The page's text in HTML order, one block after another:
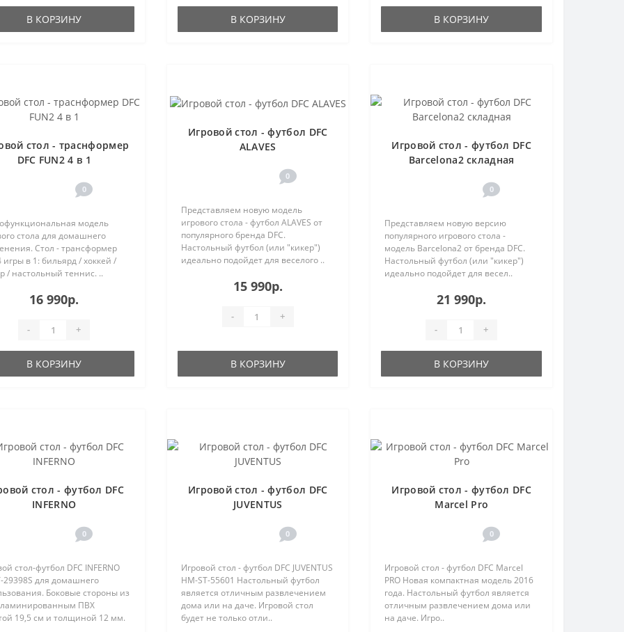
В КОРЗИНУ В КОРЗИНУ В КОРЗИНУ
стол - траснформер
DFC FUN2 4 в 1
0
модель
стола для домашнего
Стол - трансформер
игры в 1: бильярд / хоккей /
/ настольный теннис. ..
16 990р.
- +
В КОРЗИНУ
Игровой стол - футбол DFC
ALAVES
0
Представляем новую модель
игрового стола - футбол ALAVES от
популярного бренда DFC.
Настольный футбол (или "кикер")
идеально подойдет для веселого ..
15 990р.
- +
В КОРЗИНУ
Игровой стол - футбол DFC
Barcelona2 складная
0
Представляем новую версию
популярного игрового стола -
модель Barcelona2 от бренда DFC.
Настольный футбол (или "кикер")
идеально подойдет для весел..
21 990р.
- +
В КОРЗИНУ
стол - футбол DFC
INFERNO
0
стол-футбол DFC INFERNO
29398S для домашнего
Боковые стороны из
ПВХ
19,5 см и толщиной 12 мм.
Игровой стол - футбол DFC
JUVENTUS
0
Игровой стол - футбол DFC JUVENTUS
HM-ST-55601 Настольный футбол
является отличным развлечением
дома или на даче. Игровой стол
будет не только отли..
Игровой стол - футбол DFC
Marcel Pro
0
Игровой стол - футбол DFC Marcel
PRO Новая компактная модель 2016
года. Настольный футбол является
отличным развлечением дома или
на даче. Игро..